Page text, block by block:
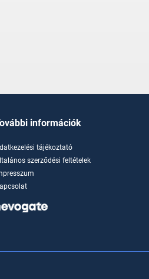
információk
tájékoztató
szerződési feltételek